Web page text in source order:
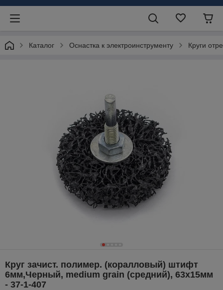
Каталог Оснастка к электроинструменту Круги
Круг зачист. полимер. (коралловый) штифт
6мм,Черный, medium grain (средний), 63х15мм
- 37-1-407